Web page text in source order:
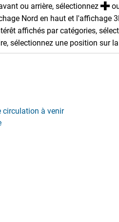
ou arrière, sélectionnez
Nord en haut et l'affichage
affichés par catégories,
sélectionnez une position sur
circulation à venir